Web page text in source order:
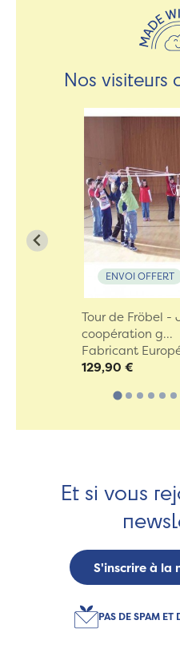
Nos visiteurs
ENVOI OFFERT
Tour de Fröbel -
coopération g...
Fabricant
129,90 €
Et si vous
S'inscrire à la
PAS DE SPAM ET